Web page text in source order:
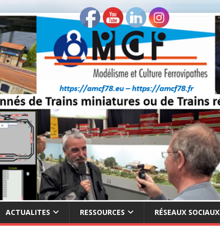
ACTUALITES RESSOURCES RÉSEAUX SOCIAUX